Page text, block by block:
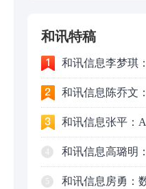
和讯特稿
和讯信息李梦琪
九个人生道理
和讯信息陈乔文
动了
和讯信息张平：
空怎么办？结构
和讯信息高璐明
息了？周一还能
5 和讯信息房勇：